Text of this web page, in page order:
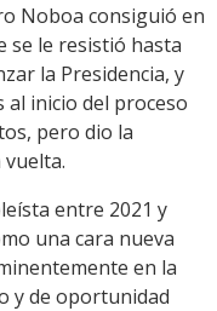
Noboa consiguió en
se le resistió hasta
la Presidencia, y
inicio del proceso
pero dio la
entre 2021 y
una cara nueva
en la
y de oportunidad